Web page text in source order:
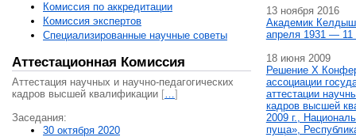
Комиссия по аккредитации
Комиссия экспертов
Специализированные научные советы
Аттестационная Комиссия
Аттестация научных и научно-педагогических
кадров высшей квалификации […]
Заседания:
30 октября 2020
13 ноября 2016
Академик
апреля 1931 — 11
18 июня 2009
Решение X
ассоциации
аттестации
кадров высшей
2009 г.,
пуща»,